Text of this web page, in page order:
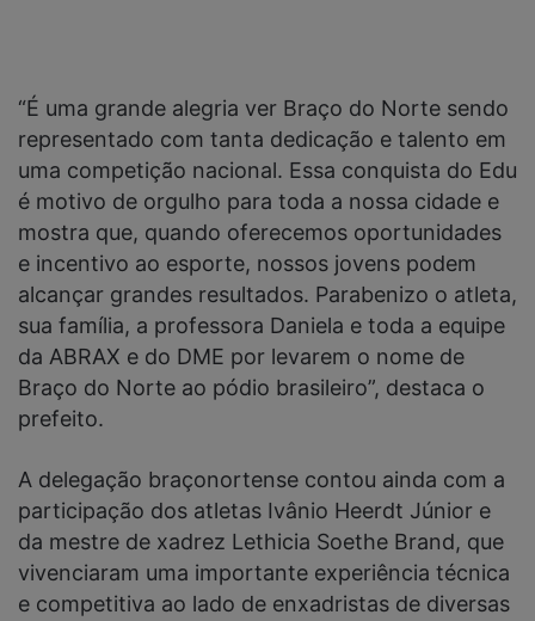
“É uma grande alegria ver Braço do Norte sendo
representado com tanta dedicação e talento em
uma competição nacional. Essa conquista do Edu
é motivo de orgulho para toda a nossa cidade e
mostra que, quando oferecemos oportunidades
e incentivo ao esporte, nossos jovens podem
alcançar grandes resultados. Parabenizo o atleta,
sua família, a professora Daniela e toda a equipe
da ABRAX e do DME por levarem o nome de
Braço do Norte ao pódio brasileiro”, destaca o
prefeito.
A delegação braçonortense contou ainda com a
participação dos atletas Ivânio Heerdt Júnior e
da mestre de xadrez Lethicia Soethe Brand, que
vivenciaram uma importante experiência técnica
e competitiva ao lado de enxadristas de diversas